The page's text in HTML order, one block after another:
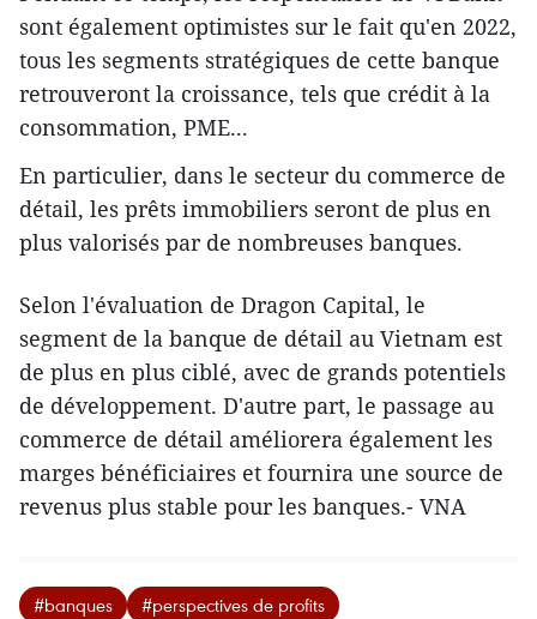
sont également optimistes sur le fait qu'en 2022,
tous les segments stratégiques de cette banque
retrouveront la croissance, tels que crédit à la
consommation, PME...
En particulier, dans le secteur du commerce de
détail, les prêts immobiliers seront de plus en
plus valorisés par de nombreuses banques.
Selon l'évaluation de Dragon Capital, le
segment de la banque de détail au Vietnam est
de plus en plus ciblé, avec de grands potentiels
de développement. D'autre part, le passage au
commerce de détail améliorera également les
marges bénéficiaires et fournira une source de
revenus plus stable pour les banques.- VNA
#banques #perspectives de profits